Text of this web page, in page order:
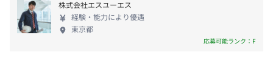
りが好きだからではないでしょうか。
株式会社エスユーエス
経験・能力により優遇
東京都
応募可能ランク：F